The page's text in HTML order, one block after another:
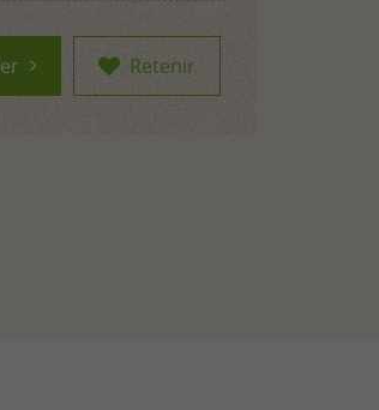
Retenir